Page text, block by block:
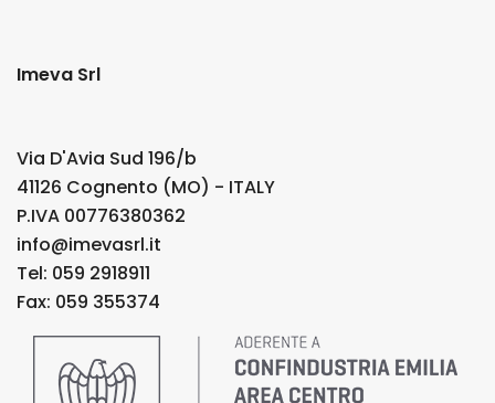
Imeva Srl
Via D'Avia Sud 196/b
41126 Cognento (MO) - ITALY
P.IVA 00776380362
info@imevasrl.it
Tel: 059 2918911
Fax: 059 355374